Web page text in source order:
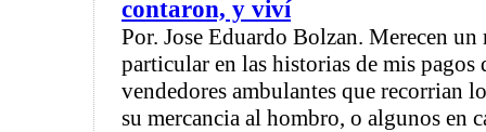
contaron, y viví
Por. Jose Eduardo Bolzan. Merecen
particular en las historias de mis
vendedores ambulantes que recorrian
su mercancia al hombro, o algunos en